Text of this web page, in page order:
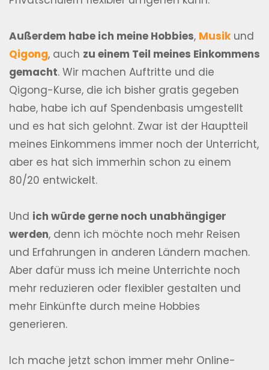
Außerdem habe ich meine Hobbies, Musikund
Qigong, auch zu einem Teil meines Einkommens
gemacht. Wir machen Auftritte und die
Qigong-Kurse, die ich bisher gratis gegeben
habe, habe ich auf Spendenbasis umgestellt
und es hat sich gelohnt. Zwar ist der Hauptteil
meines Einkommens immer noch der Unterricht,
aber es hat sich immerhin schon zu einem
80/20 entwickelt.
Und ich würde gerne noch unabhängiger
werden, denn ich möchte noch mehr Reisen
und Erfahrungen in anderen Ländern machen.
Aber dafür muss ich meine Unterrichte noch
mehr reduzieren oder flexibler gestalten und
mehr Einkünfte durch meine Hobbies
generieren.
Ich mache jetzt schon immer mehr Online-